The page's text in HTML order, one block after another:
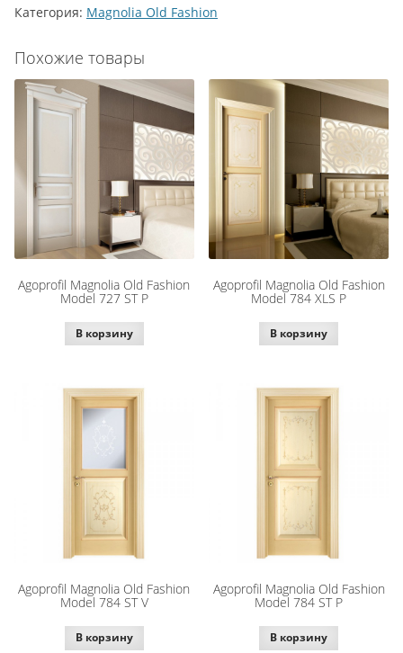
Old
Model
784
Категория: Magnolia Old Fashion
Похожие товары
Agoprofil Magnolia Old Fashion
Model 727 ST P
В корзину
Agoprofil Magnolia Old Fashion
Model 784 XLS P
В корзину
Agoprofil Magnolia Old Fashion
Model 784 ST V
В корзину
Agoprofil Magnolia Old Fashion
Model 784 ST P
В корзину